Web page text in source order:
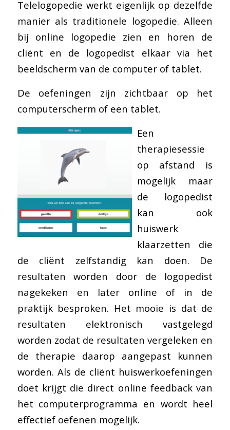
Telelogopedie werkt eigenlijk op dezelfde
manier als traditionele logopedie. Alleen
bij online logopedie zien en horen de
cliënt en de logopedist elkaar via het
beeldscherm van de computer of tablet.
De oefeningen zijn zichtbaar op het
computerscherm of een tablet.
Een
therapiesessie
op afstand is
mogelijk maar
de logopedist
kan ook
huiswerk
klaarzetten die
de cliënt zelfstandig kan doen. De
resultaten worden door de logopedist
nagekeken en later online of in de
praktijk besproken. Het mooie is dat de
resultaten elektronisch vastgelegd
worden zodat de resultaten vergeleken en
de therapie daarop aangepast kunnen
worden. Als de cliënt huiswerkoefeningen
doet krijgt die direct online feedback van
het computerprogramma en wordt heel
effectief oefenen mogelijk.